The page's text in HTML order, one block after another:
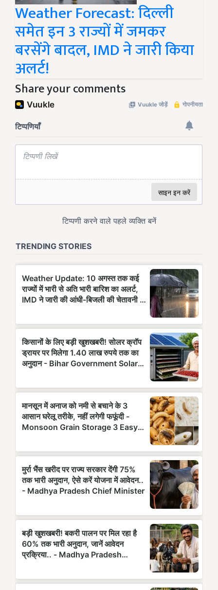
Weather Forecast: दिल्ली
समेत इन 3 राज्यों में जमकर
बरसेंगे बादल, IMD ने जारी किया
अलर्ट!
Share your comments